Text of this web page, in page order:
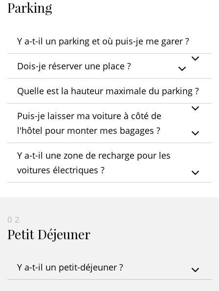
Parking
Y a-t-il un parking et où puis-je me garer ?
Dois-je réserver une place ?
Quelle est la hauteur maximale du parking ?
Puis-je laisser ma voiture à côté de
l'hôtel pour monter mes bagages ?
Y a-t-il une zone de recharge pour les
voitures électriques ?
02
Petit Déjeuner
Y a-t-il un petit-déjeuner ?